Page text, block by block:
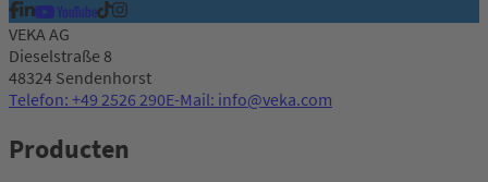
VEKA AG
Dieselstraße 8
48324 Sendenhorst
Telefon: +49 2526 290E-Mail: info@veka.com
Producten